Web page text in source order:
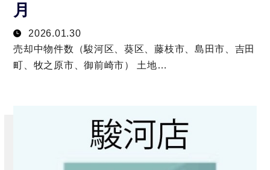
月
2026.01.30
売却中物件数（駿河区、葵区、藤枝市、島田市、吉田
町、牧之原市、御前崎市） 土地…